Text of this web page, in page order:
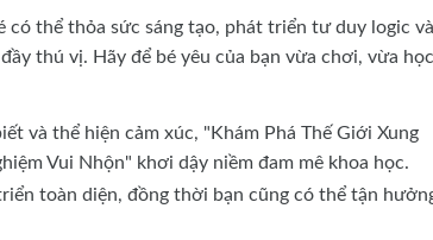
thể thỏa sức sáng tạo, phát triển tư duy logic và
thú vị. Hãy để bé yêu của bạn vừa chơi, vừa học
và thể hiện cảm xúc, "Khám Phá Thế Giới Xung
Vui Nhộn" khơi dậy niềm đam mê khoa học.
toàn diện, đồng thời bạn cũng có thể tận